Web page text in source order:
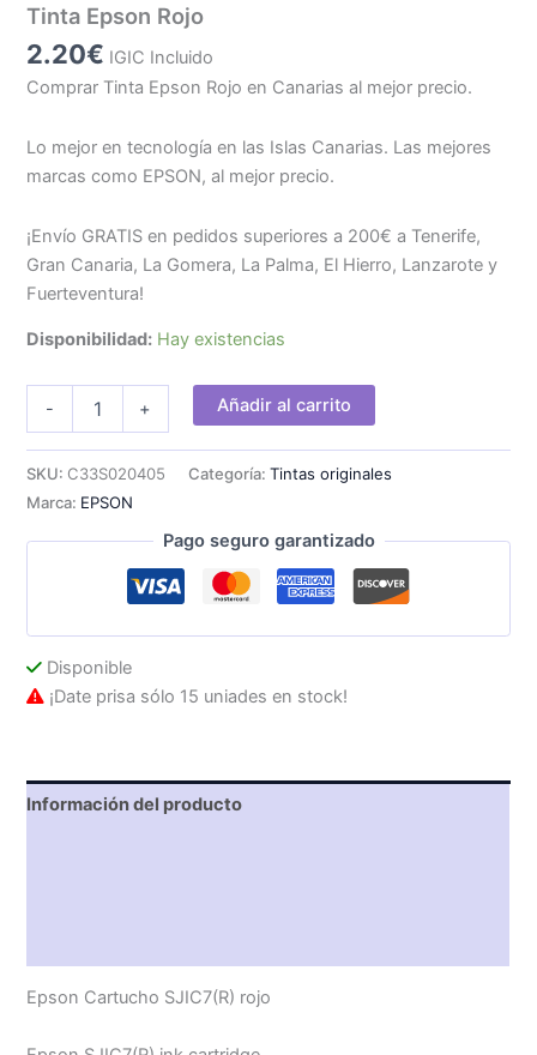
Tinta Epson Rojo
2.20€ IGIC Incluido
Comprar Tinta Epson Rojo en Canarias al mejor precio.
Lo mejor en tecnología en las Islas Canarias. Las mejores
marcas como EPSON, al mejor precio.
¡Envío GRATIS en pedidos superiores a 200€ a Tenerife,
Gran Canaria, La Gomera, La Palma, El Hierro, Lanzarote y
Fuerteventura!
Disponibilidad: Hay existencias
-
cantidad
+ Añadir al carrito
SKU: C33S020405 Categoría:Tintas originales
Marca: EPSON
Pago seguro garantizado
Disponible
¡Date prisa sólo 15 uniades en stock!
Información del producto
Epson Cartucho SJIC7(R) rojo